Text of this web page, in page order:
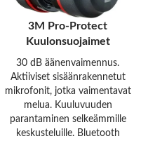
3M Pro-Protect
Kuulonsuojaimet
30 dB äänenvaimennus.
Aktiiviset sisäänrakennetut
mikrofonit, jotka vaimentavat
melua. Kuuluvuuden
parantaminen selkeämmille
keskusteluille. Bluetooth